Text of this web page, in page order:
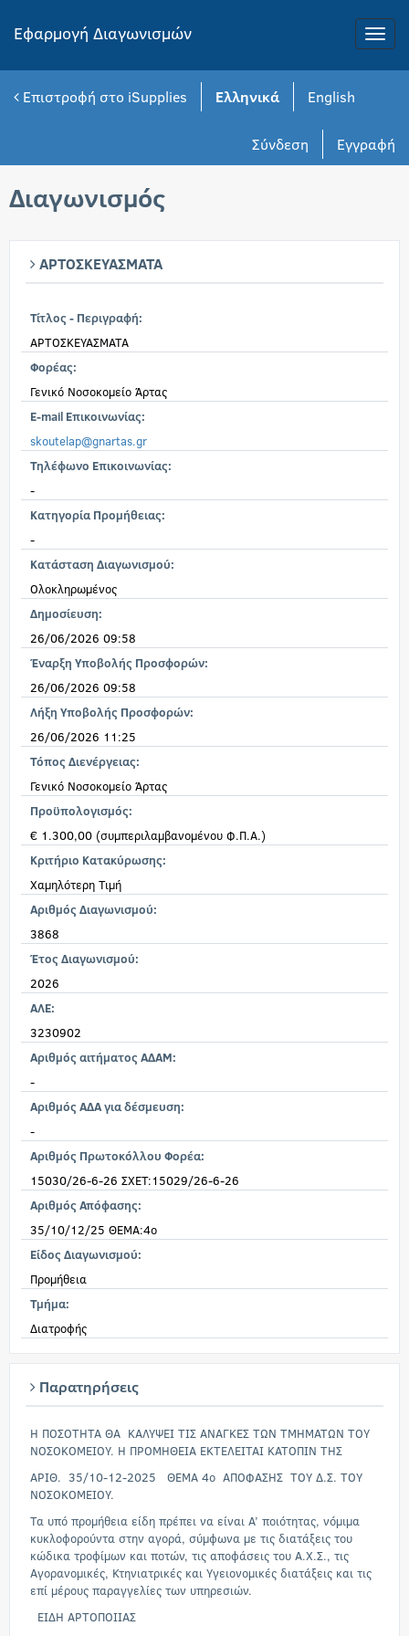
Toggle
Εφαρμογή Διαγωνισμών
Επιστροφή στο iSupplies Ελληνικά English
Εγγραφή
Σύνδεση
Διαγωνισμός
ΑΡΤΟΣΚΕΥΑΣΜΑΤΑ
Τίτλος - Περιγραφή:
ΑΡΤΟΣΚΕΥΑΣΜΑΤΑ
Φορέας:
Γενικό Νοσοκομείο Άρτας
E-mail Επικοινωνίας:
skoutelap@gnartas.gr
Τηλέφωνο Επικοινωνίας:
-
Κατηγορία Προμήθειας:
-
Κατάσταση Διαγωνισμού:
Ολοκληρωμένος
Δημοσίευση:
26/06/2026 09:58
Έναρξη Υποβολής Προσφορών:
26/06/2026 09:58
Λήξη Υποβολής Προσφορών:
26/06/2026 11:25
Τόπος Διενέργειας:
Γενικό Νοσοκομείο Άρτας
Προϋπολογισμός:
€ 1.300,00 (συμπεριλαμβανομένου Φ.Π.Α.)
Κριτήριο Κατακύρωσης:
Χαμηλότερη Τιμή
Αριθμός Διαγωνισμού:
3868
Έτος Διαγωνισμού:
2026
ΑΛΕ:
3230902
Αριθμός αιτήματος ΑΔΑΜ:
-
Αριθμός ΑΔΑ για δέσμευση:
-
Αριθμός Πρωτοκόλλου Φορέα:
15030/26-6-26 ΣΧΕΤ:15029/26-6-26
Αριθμός Απόφασης:
35/10/12/25 ΘΕΜΑ:4ο
Είδος Διαγωνισμού:
Προμήθεια
Τμήμα:
Διατροφής
Παρατηρήσεις
Η ΠΟΣΟΤΗΤΑ ΘΑ ΚΑΛΥΨΕΙ ΤΙΣ ΑΝΑΓΚΕΣ ΤΩΝ ΤΜΗΜΑΤΩΝ ΤΟΥ
ΝΟΣΟΚΟΜΕΙΟΥ. Η ΠΡΟΜΗΘΕΙΑ ΕΚΤΕΛΕΙΤΑΙ ΚΑΤΟΠΙΝ ΤΗΣ
ΑΡΙΘ. 35/10-12-2025 ΘΕΜΑ 4ο ΑΠΟΦΑΣΗΣ ΤΟΥ Δ.Σ. ΤΟΥ
ΝΟΣΟΚΟΜΕΙΟΥ.
Τα υπό προμήθεια είδη πρέπει να είναι Α’ ποιότητας, νόμιμα
κυκλοφορούντα στην αγορά, σύμφωνα με τις διατάξεις του
κώδικα τροφίμων και ποτών, τις αποφάσεις του Α.Χ.Σ., τις
Αγορανομικές, Κτηνιατρικές και Υγειονομικές διατάξεις και τις
επί μέρους παραγγελίες των υπηρεσιών.
ΕΙΔΗ ΑΡΤΟΠΟΙΙΑΣ